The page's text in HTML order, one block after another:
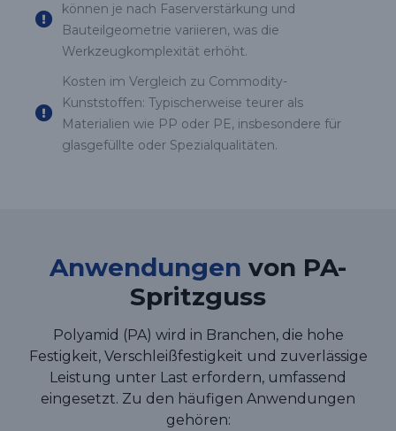
können je nach Faserverstärkung und
Bauteilgeometrie variieren, was die
Werkzeugkomplexität erhöht.
Kosten im Vergleich zu Commodity-
Kunststoffen: Typischerweise teurer als
Materialien wie PP oder PE, insbesondere für
glasgefüllte oder Spezialqualitäten.
Anwendungen von PA-
Spritzguss
Polyamid (PA) wird in Branchen, die hohe
Festigkeit, Verschleißfestigkeit und zuverlässige
Leistung unter Last erfordern, umfassend
eingesetzt. Zu den häufigen Anwendungen
gehören: